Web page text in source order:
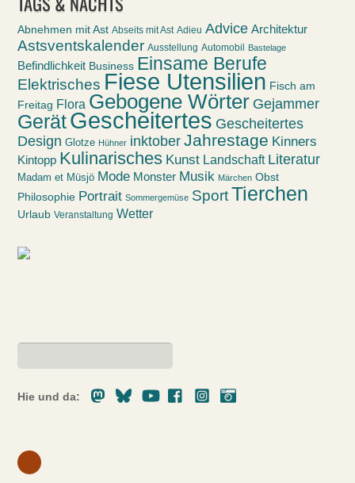
Abnehmen mit Ast Abseits mit Ast Adieu Advice Architektur
Astsventskalender Ausstellung Automobil Bastelage
Befindlichkeit Business Einsame Berufe
Elektrisches Fiese Utensilien Fisch am
Freitag Flora Gebogene Wörter Gejammer
GerätGescheitertes Gescheitertes
Design Glotze Hühner inktober Jahrestage Kinners
Kintopp Kulinarisches Kunst Landschaft Literatur
Madam et Müsjö Mode Monster Musik Märchen Obst
Philosophie Portrait Sommergemüse Sport Tierchen
Urlaub Veranstaltung Wetter
Hie und da:
MastodonBlueskyYoutubeFacebookInstagram